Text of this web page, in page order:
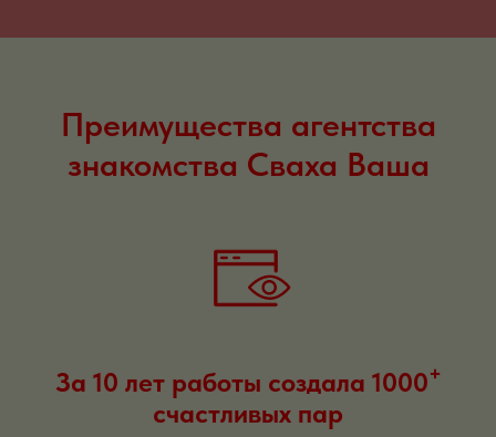
Преимущества агентства
знакомства Сваха Ваша
За 10 лет работы создала 1000+
счастливых пар